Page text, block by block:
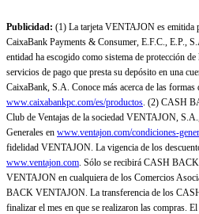
Publicidad: (1) La tarjeta VENTAJON es emitida
CaixaBank Payments & Consumer, E.F.C., E.P.,
entidad ha escogido como sistema de protección
servicios de pago que presta su depósito en una
CaixaBank, S.A. Conoce más acerca de las formas
www.caixabankpc.com/es/productos. (2) CASH
Club de Ventajas de la sociedad VENTAJON,
Generales en www.ventajon.com/condiciones-
fidelidad VENTAJON. La vigencia de los
www.ventajon.com. Sólo se recibirá CASH BACK
VENTAJON en cualquiera de los Comercios
BACK VENTAJON. La transferencia de los
finalizar el mes en que se realizaron las compras.